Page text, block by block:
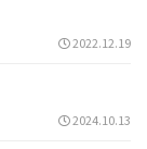
2022.12.19
2024.10.13